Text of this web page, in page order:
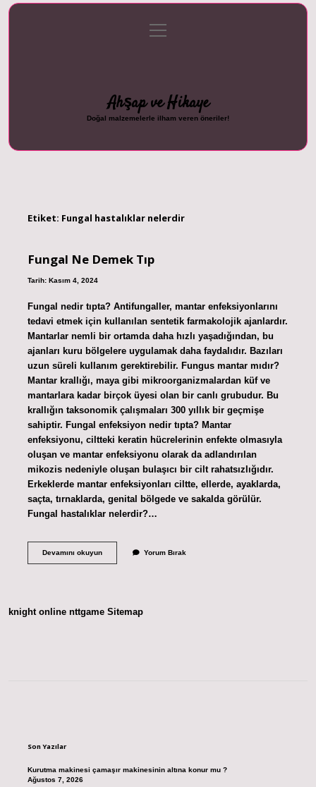
Gizlilik Politikası
menüyü
aç
Ahşap ve Hikaye
Doğal malzemelerle ilham veren öneriler!
Etiket: Fungal hastalıklar nelerdir
Fungal Ne Demek Tıp
Tarih: Kasım 4, 2024
Fungal nedir tıpta? Antifungaller, mantar enfeksiyonlarını
tedavi etmek için kullanılan sentetik farmakolojik ajanlardır.
Mantarlar nemli bir ortamda daha hızlı yaşadığından, bu
ajanları kuru bölgelere uygulamak daha faydalıdır. Bazıları
uzun süreli kullanım gerektirebilir. Fungus mantar mıdır?
Mantar krallığı, maya gibi mikroorganizmalardan küf ve
mantarlara kadar birçok üyesi olan bir canlı grubudur. Bu
krallığın taksonomik çalışmaları 300 yıllık bir geçmişe
sahiptir. Fungal enfeksiyon nedir tıpta? Mantar
enfeksiyonu, ciltteki keratin hücrelerinin enfekte olmasıyla
oluşan ve mantar enfeksiyonu olarak da adlandırılan
mikozis nedeniyle oluşan bulaşıcı bir cilt rahatsızlığıdır.
Erkeklerde mantar enfeksiyonları ciltte, ellerde, ayaklarda,
saçta, tırnaklarda, genital bölgede ve sakalda görülür.
Fungal hastalıklar nelerdir?…
Devamını okuyunFungal
Yorum Bırak
knight online nttgame Sitemap
Son Yazılar
Kurutma makinesi çamaşır makinesinin altına konur mu ?
Ağustos 7, 2026